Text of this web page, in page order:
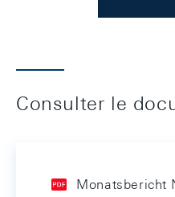
Consulter le
Monatsbericht